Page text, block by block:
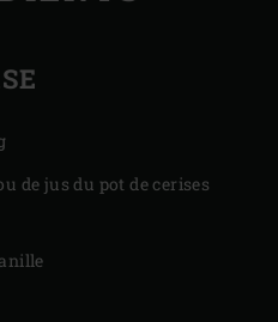
de jus du pot de cerises